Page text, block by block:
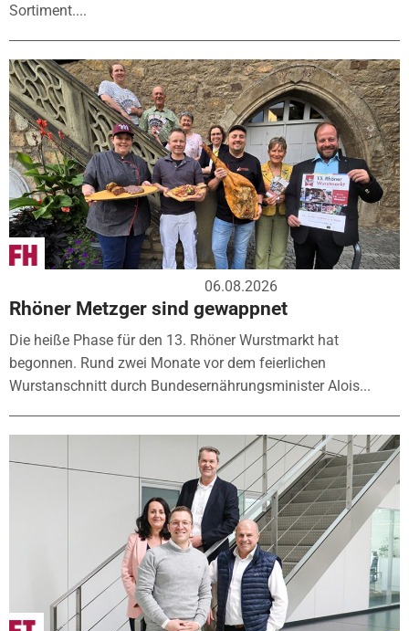
Sortiment....
06.08.2026
Rhöner Metzger sind gewappnet
Die heiße Phase für den 13. Rhöner Wurstmarkt hat
begonnen. Rund zwei Monate vor dem feierlichen
Wurstanschnitt durch Bundesernährungsminister Alois...